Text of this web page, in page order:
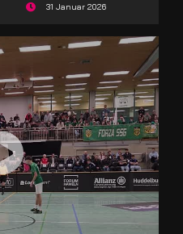
31 Januar 2026